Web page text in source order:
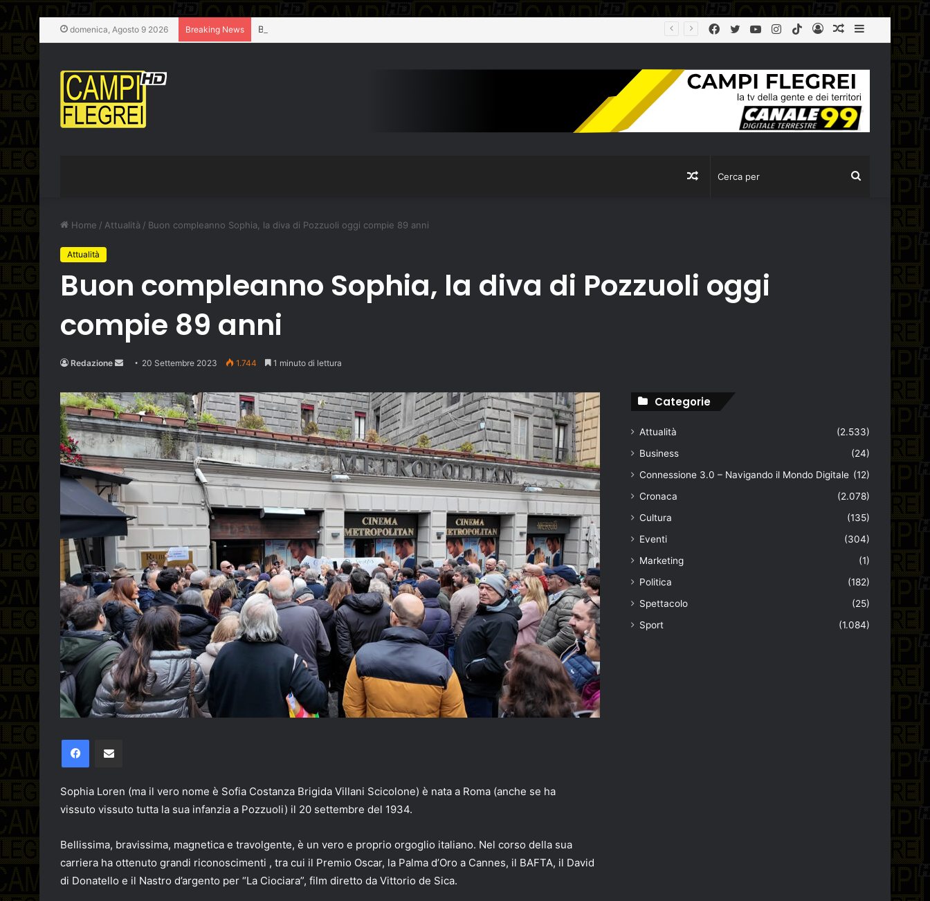
domenica, Agosto 9 2026 Breaking News BRADISISMO, AGGIORNAMENTO SULL’ASSISTENZA ALLA POPOLAZIONE Sidebar
Articolo
Log
TikTok
Instagram
YouTube
Twitter
Facebook
Cerca
Articolo
Home / Attualità / Buon compleanno Sophia, la diva di Pozzuoli oggi compie 89 anni
Attualità
Buon compleanno Sophia, la diva di Pozzuoli oggi
compie 89 anni
Redazione
Send
email
20 Settembre 2023 1.744 1 minuto di lettura
Facebook
Sophia Loren (ma il vero nome è Sofia Costanza Brigida Villani Scicolone) è nata a Roma (anche se ha
vissuto vissuto tutta la sua infanzia a Pozzuoli) il 20 settembre del 1934.
Bellissima, bravissima, magnetica e travolgente, è un vero e proprio orgoglio italiano. Nel corso della sua
carriera ha ottenuto grandi riconoscimenti , tra cui il Premio Oscar, la Palma d’Oro a Cannes, il BAFTA, il David
di Donatello e il Nastro d’argento per “La Ciociara”, film diretto da Vittorio de Sica.
Categorie
Attualità
(2.533)
Business
(24)
Connessione 3.0 – Navigando il Mondo Digitale (12)
Cronaca
(2.078)
Cultura
(135)
Eventi
(304)
Marketing
(1)
Politica
(182)
Spettacolo
(25)
Sport
(1.084)